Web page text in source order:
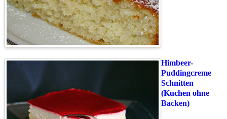
Himbeer-
Puddingcreme
Schnitten
(Kuchen ohne
Backen)